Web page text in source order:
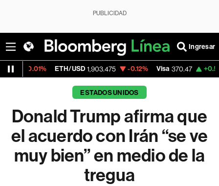
PUBLICIDAD
Ingresar
ETH/USD 1,903.475 -0.12% Visa 370.47 +0.52%
ESTADOS UNIDOS
Donald Trump afirma que
el acuerdo con Irán “se ve
muy bien” en medio de la
tregua